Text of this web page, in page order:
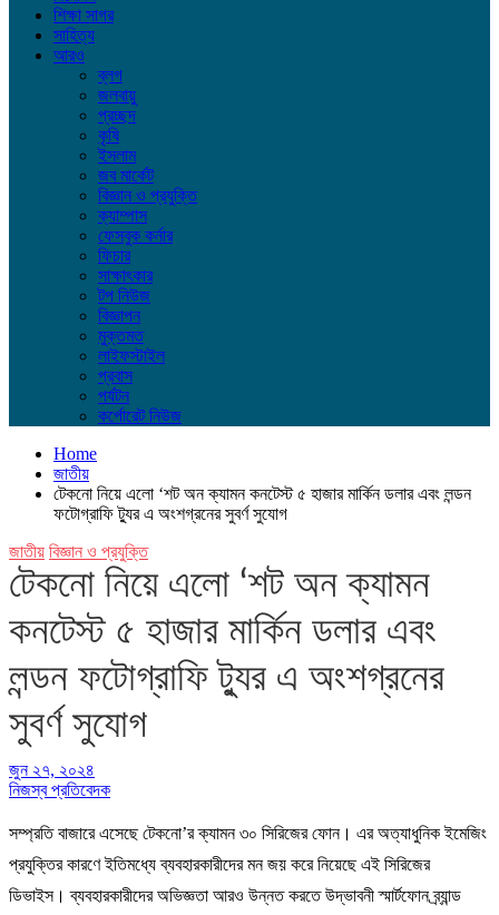
শিক্ষা সাগর
সাহিত্য
আরও
ব্লগ
জলবায়ু
প্রচ্ছদ
কৃষি
ইসলাম
জব মার্কেট
বিজ্ঞান ও প্রযুক্তি
ক্যাম্পাস
ফেসবুক কর্নার
ফিচার
সাক্ষাৎকার
টপ নিউজ
বিজ্ঞাপন
মুক্তমত
লাইফস্টাইল
প্রবাস
পর্যটন
কর্পোরেট নিউজ
Home
জাতীয়
টেকনো নিয়ে এলো ‘শট অন ক্যামন কনটেস্ট ৫ হাজার মার্কিন ডলার এবং লন্ডন
ফটোগ্রাফি ট্যুর এ অংশগ্রনের সুবর্ণ সুযোগ
জাতীয় বিজ্ঞান ও প্রযুক্তি
টেকনো নিয়ে এলো ‘শট অন ক্যামন
কনটেস্ট ৫ হাজার মার্কিন ডলার এবং
লন্ডন ফটোগ্রাফি ট্যুর এ অংশগ্রনের
সুবর্ণ সুযোগ
জুন ২৭, ২০২৪
নিজস্ব প্রতিবেদক
সম্প্রতি বাজারে এসেছে টেকনো’র ক্যামন ৩০ সিরিজের ফোন। এর অত্যাধুনিক ইমেজিং
প্রযুক্তির কারণে ইতিমধ্যে ব্যবহারকারীদের মন জয় করে নিয়েছে এই সিরিজের
ডিভাইস। ব্যবহারকারীদের অভিজ্ঞতা আরও উন্নত করতে উদ্ভাবনী স্মার্টফোন ব্র্যান্ড